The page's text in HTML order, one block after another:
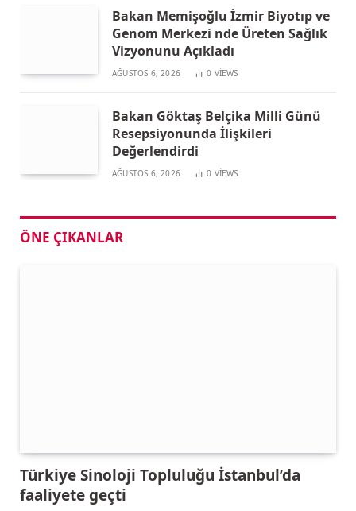
Bakan Memişoğlu İzmir Biyotıp ve
Genom Merkezi nde Üreten Sağlık
Vizyonunu Açıkladı
AĞUSTOS 6, 2026 0 VIEWS
Bakan Göktaş Belçika Milli Günü
Resepsiyonunda İlişkileri
Değerlendirdi
AĞUSTOS 6, 2026 0 VIEWS
ÖNE ÇIKANLAR
Türkiye Sinoloji Topluluğu İstanbul’da
faaliyete geçti